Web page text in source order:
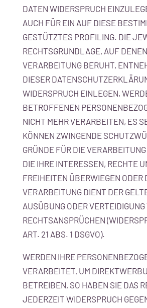
DATEN WIDERSPRUCH
AUCH FÜR EIN AUF DIESE
GESTÜTZTES PROFILING. DIE
RECHTSGRUNDLAGE, AUF
VERARBEITUNG BERUHT,
DIESER
WIDERSPRUCH EINLEGEN,
BETROFFENEN
NICHT MEHR VERARBEITEN, ES
KÖNNEN ZWINGENDE
GRÜNDE FÜR DIE
DIE IHRE INTERESSEN, RECHTE
FREIHEITEN ÜBERWIEGEN ODER
VERARBEITUNG DIENT DER
AUSÜBUNG ODER VERTEIDIGUNG
RECHTSANSPRÜCHEN
ART. 21 ABS. 1 DSGVO).
WERDEN IHRE
VERARBEITET, UM
BETREIBEN, SO HABEN SIE DAS
JEDERZEIT WIDERSPRUCH